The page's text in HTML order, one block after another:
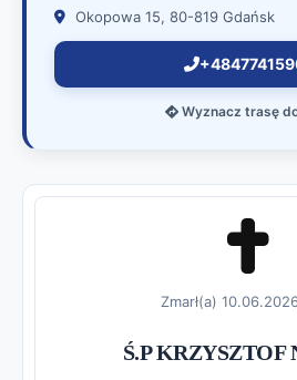
Okopowa 15, 80-819 Gdańsk
Wyznacz trasę
Zmarł(a)
Ś.P KRZYSZTOF